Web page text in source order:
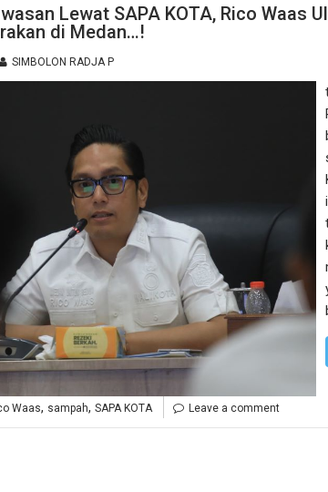
Lewat SAPA KOTA, Rico Waas
di Medan…!
SIMBOLON RADJA P
Waas, sampah, SAPA KOTA Leave a comment